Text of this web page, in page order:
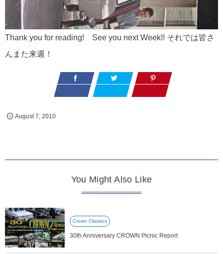
Thank you for reading! See you next Week!! それでは皆さ
んまた来週！
August 7, 2010
You Might Also Like
Crown Classics
30th Anniversary CROWN Picnic Report